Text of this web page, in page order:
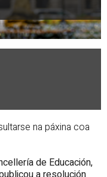
na páxina coa
de Educación,